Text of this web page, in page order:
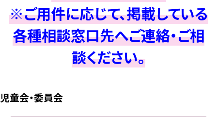
※ご用件に応じて、掲載している
各種相談窓口先へご連絡・ご相
談ください。
児童会・委員会